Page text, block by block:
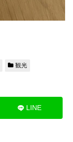
観光
LINE